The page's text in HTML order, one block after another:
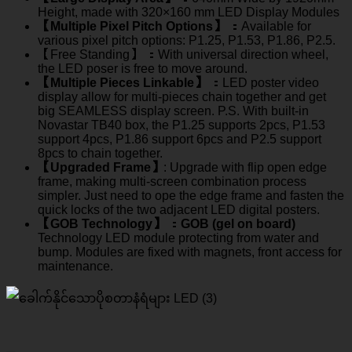
Height, made with 320×160 mm LED Display Modules
【Multiple Pixel Pitch Options】
： Available for
various pixel pitch options: P1.25, P1.53, P1.86, P2.5.
【Free Standing】
： With universal direction wheel ,
the LED poser is free to move around .
【Multiple Pieces Linkable】
：
LED poster video
display allow for multi-pieces chain together and get
big SEAMLESS display screen. P.S. With built-in
Novastar TB40 box, the P1.25 supports 2pcs, P1.53
support 4pcs, P1.86 support 6pcs and P2.5 support
8pcs to chain together.
【Upgraded Frame】 : Upgrade with flip open edge
frame, making multi-screen combination process
simpler. Just need to ope the edge frame and fasten the
quick locks of the two adjacent LED digital posters.
【GOB Technology】
： GOB (gel on board )
Technology LED module protecting from water and
bump. Modules are fixed with magnets, front access for
maintenance.